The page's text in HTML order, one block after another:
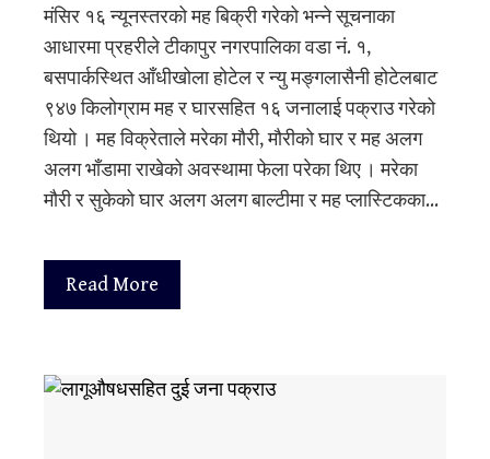
मंसिर १६ न्यूनस्तरको मह बिक्री गरेको भन्ने सूचनाका
आधारमा प्रहरीले टीकापुर नगरपालिका वडा नं. १,
बसपार्कस्थित आँधीखोला होटेल र न्यु मङ्गलासैनी होटेलबाट
९४७ किलोग्राम मह र घारसहित १६ जनालाई पक्राउ गरेको
थियो । मह विक्रेताले मरेका मौरी, मौरीको घार र मह अलग
अलग भाँडामा राखेको अवस्थामा फेला परेका थिए । मरेका
मौरी र सुकेको घार अलग अलग बाल्टीमा र मह प्लास्टिकका…
Read More